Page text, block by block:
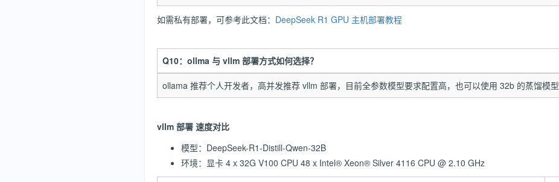
如需私有部署，可参考此文档： DeepSeek R1 GPU 主机部署教程
Q10：ollma 与 vllm 部署方式如何选择？
ollama 推荐个人开发者，高并发推荐 vllm 部署，目前全参数模型要求配置高，也可以使用 32b 的蒸馏模型
vllm 部署 速度对比
模型：DeepSeek-R1-Distill-Qwen-32B
环境：显卡 4 x 32G V100 CPU 48 x Intel® Xeon® Silver 4116 CPU @ 2.10 GHz